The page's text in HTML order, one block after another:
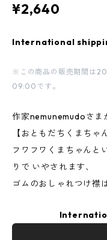
¥2,640
International
※この商品の販売期間は
09:00です。
作家nemunemudoさま
【おともだちくまちゃ
フワフワくまちゃんと
りで いやされます、
ゴムのおしゃれつけ襟